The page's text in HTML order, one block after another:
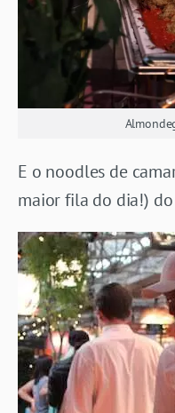
E o noodles de
maior fila do dia!) do